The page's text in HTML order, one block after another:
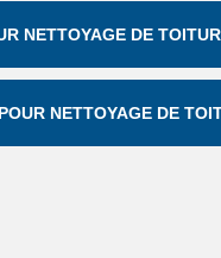
NETTOYAGE DE
NETTOYAGE DE